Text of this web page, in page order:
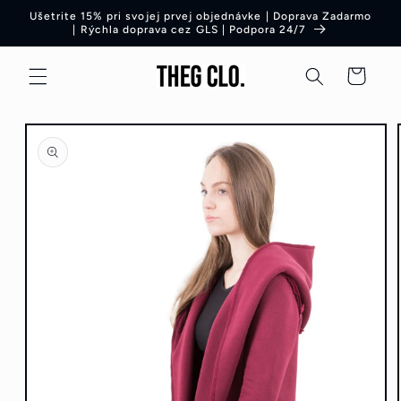
Preskočiť
na obsah
Ušetrite 15% pri svojej prvej objednávke | Doprava Zadarmo
| Rýchla doprava cez GLS | Podpora 24/7
Košík
informácie
o produkte